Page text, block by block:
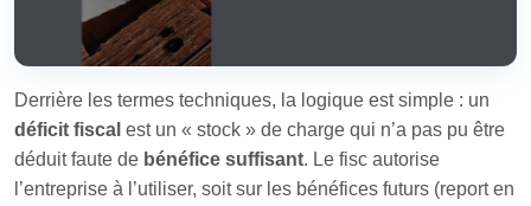
Derrière les termes techniques, la logique est simple : un
déficit fiscal est un « stock » de charge qui n’a pas pu être
déduit faute de bénéfice suffisant. Le fisc autorise
l’entreprise à l’utiliser, soit sur les bénéfices futurs (report en